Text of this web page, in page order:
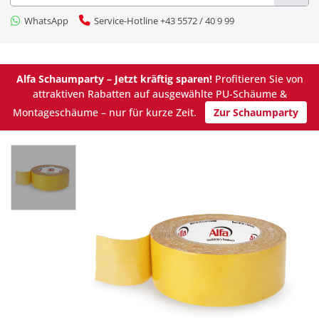
WhatsApp Service-Hotline +43 5572 / 40 9 99
Alfa Schaumparty – Jetzt kräftig sparen!Profitieren Sie von
attraktiven Rabatten auf ausgewählte PU-Schäume &
Montageschäume – nur für kurze Zeit.
Zur Schaumparty